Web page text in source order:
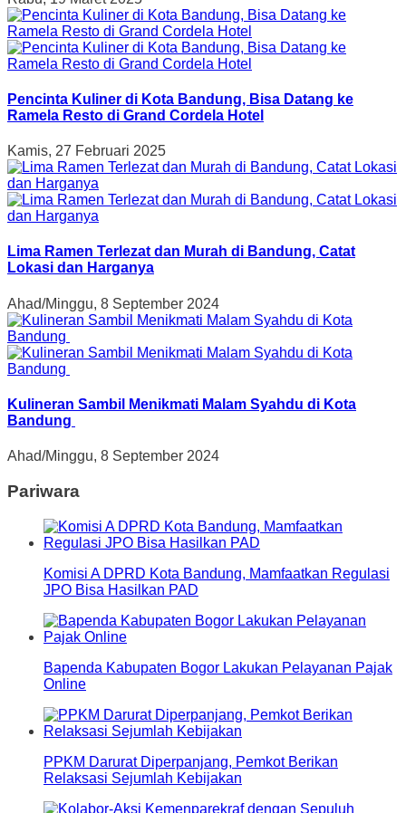
Pencinta Kuliner di Kota Bandung, Bisa Datang ke
Ramela Resto di Grand Cordela Hotel
Kamis, 27 Februari 2025
Lima Ramen Terlezat dan Murah di Bandung, Catat
Lokasi dan Harganya
Ahad/Minggu, 8 September 2024
Kulineran Sambil Menikmati Malam Syahdu di Kota
Bandung
Ahad/Minggu, 8 September 2024
Pariwara
Komisi A DPRD Kota Bandung, Mamfaatkan Regulasi
JPO Bisa Hasilkan PAD
Bapenda Kabupaten Bogor Lakukan Pelayanan Pajak
Online
PPKM Darurat Diperpanjang, Pemkot Berikan
Relaksasi Sejumlah Kebijakan